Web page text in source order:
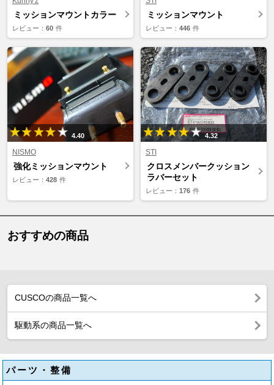
ミッションマウントカラー
レビュー： 60 件
ミッションマウント
レビュー： 446 件
4.40
NISMO
強化ミッションマウント
レビュー： 428 件
4.32
STI
クロスメンバークッション
ラバーセット
レビュー： 176 件
おすすめの商品
CUSCOの商品一覧へ
駆動系の商品一覧へ
パーツ・整備